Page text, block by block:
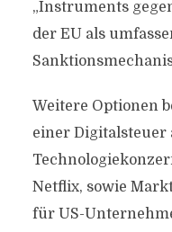
„Instruments
der EU als
Weitere Optionen
einer Digitalsteuer
Netflix, sowie
für US-